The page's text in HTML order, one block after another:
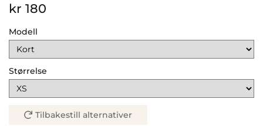
kr 180
Modell
Størrelse
Tilbakestill alternativer